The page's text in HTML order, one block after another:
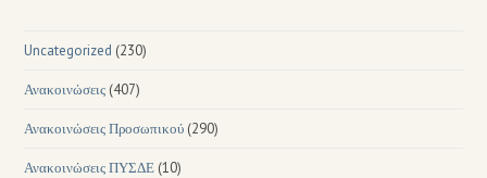
Uncategorized (230)
Ανακοινώσεις (407)
Ανακοινώσεις Προσωπικού (290)
Ανακοινώσεις ΠΥΣΔΕ (10)